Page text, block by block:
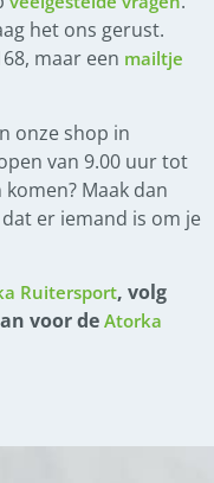
het ons gerust.
maar een mailtje
onze shop in
van 9.00 uur tot
Maak dan
er iemand is om je
Ruitersport, volg
voor deAtorka